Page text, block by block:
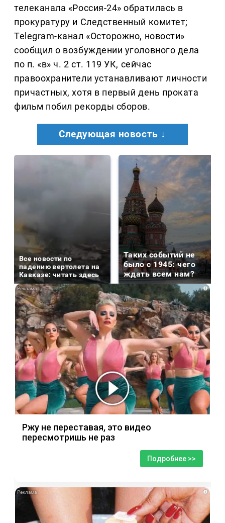
телеканала «Россия-24» обратилась в
прокуратуру и Следственный комитет;
Telegram-канал «Осторожно, новости»
сообщил о возбуждении уголовного дела
по п. «в» ч. 2 ст. 119 УК, сейчас
правоохранители устанавливают личности
причастных, хотя в первый день проката
фильм побил рекорды сборов.
Следующая новость ↓
Все новости по
падению вертолета на
Кавказе: читать здесь
Таких событий не
было с 1945: чего
ждать всем нам?
i
Ржу не переставая, это видео
пересмотришь не раз
Подробнее >>
i